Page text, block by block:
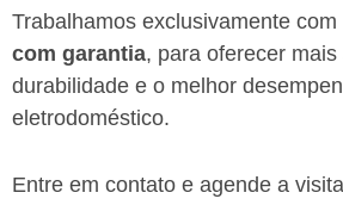
Trabalhamos exclusivamente com
com garantia, para oferecer
durabilidade e o melhor
eletrodoméstico.
Entre em contato e agende a